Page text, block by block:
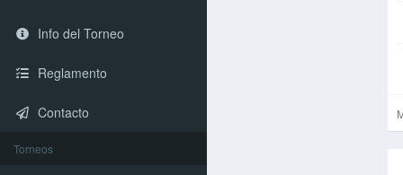
Info del Torneo
Reglamento
Contacto
Torneos